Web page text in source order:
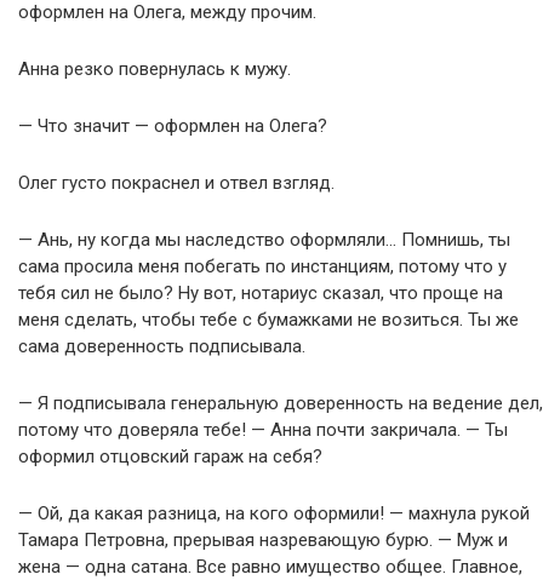
оформлен на Олега, между прочим.
Анна резко повернулась к мужу.
— Что значит — оформлен на Олега?
Олег густо покраснел и отвел взгляд.
— Ань, ну когда мы наследство оформляли… Помнишь, ты
сама просила меня побегать по инстанциям, потому что у
тебя сил не было? Ну вот, нотариус сказал, что проще на
меня сделать, чтобы тебе с бумажками не возиться. Ты же
сама доверенность подписывала.
— Я подписывала генеральную доверенность на ведение дел,
потому что доверяла тебе! — Анна почти закричала. — Ты
оформил отцовский гараж на себя?
— Ой, да какая разница, на кого оформили! — махнула рукой
Тамара Петровна, прерывая назревающую бурю. — Муж и
жена — одна сатана. Все равно имущество общее. Главное,